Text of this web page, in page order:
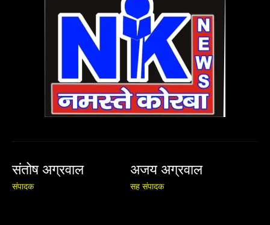
संतोष अग्रवाल
संपादक
अजय अग्रवाल
सह संपादक